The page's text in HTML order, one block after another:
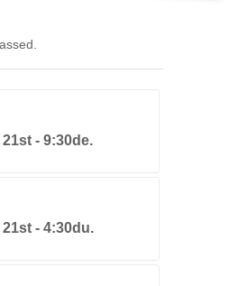
- 9:30de.
- 4:30du.